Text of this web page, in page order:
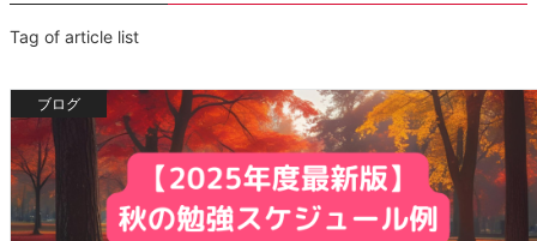
Tag of article list
ブログ